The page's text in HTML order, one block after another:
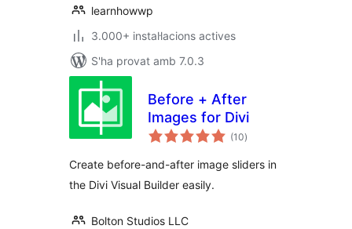
learnhowwp
3.000+ instal·lacions actives
S'ha provat amb 7.0.3
Before + After
Images for Divi
(10puntuacions
totals
)
Create before-and-after image sliders in
the Divi Visual Builder easily.
Bolton Studios LLC